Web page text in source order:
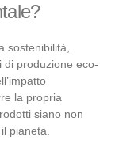
sostenibilità,
di produzione eco-
la propria
siano non
pianeta.